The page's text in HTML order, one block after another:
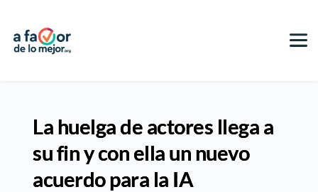
La huelga de actores llega a
su fin y con ella un nuevo
acuerdo para la IA